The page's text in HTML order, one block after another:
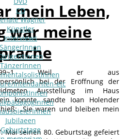
CD
Wagner
Künstler
Interviews
SängerInnen
TänzerInnen
Intendanten-etc
Jubilaeen
Geburtstage
mein Leben,
war meine
Weil er aus
bei der Eröffnung der
Ausstellung im Haus
konnte, sandte Ioan Holender
„Sie waren und bleiben mein
Mai seinen 80. Geburtstag gefeiert